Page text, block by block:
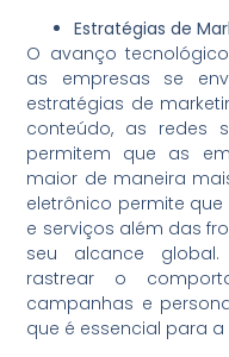
Estratégias de
O avanço
as empresas se
estratégias de
conteúdo, as redes
permitem que as
maior de maneira
eletrônico permite
e serviços além das
seu alcance
rastrear o
campanhas e
que é essencial para